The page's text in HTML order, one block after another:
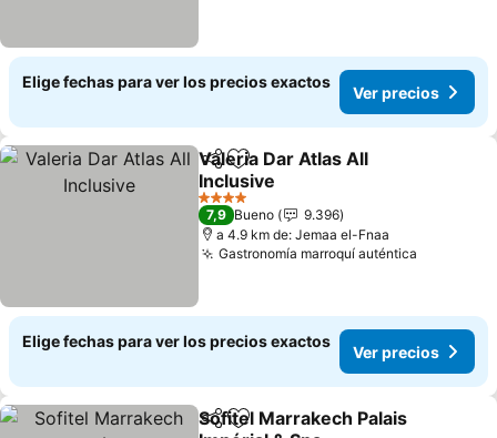
Elige fechas para ver los precios exactos
Ver precios
CompartirAgregar a favoritos
Valeria Dar Atlas All
Inclusive
4 Estrellas
7,9 Bueno
9.396
a 4.9 km de: Jemaa el-Fnaa
Gastronomía marroquí auténtica
Elige fechas para ver los precios exactos
Ver precios
CompartirAgregar a favoritos
Sofitel Marrakech Palais